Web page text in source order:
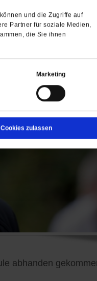
und die Zugriffe auf
Partner für soziale Medien,
die Sie ihnen
Marketing
Cookies zulassen
abhanden